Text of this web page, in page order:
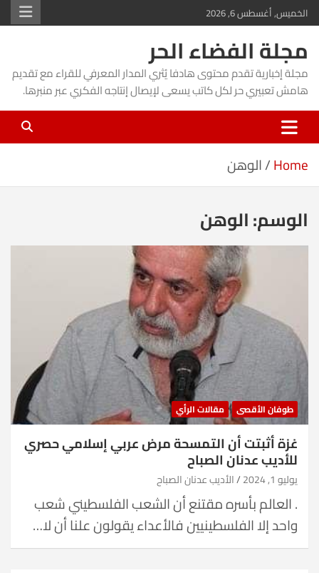
Skip
to
content
الخميس, أغسطس 6, 2026
مجلة الفضاء الحر
مجلة إخبارية تقدم محتوى هادفا يُثري المدار المعرفي للقراء مع تقديم
هامش تعبيري حر لكل كاتب يسعى لإيصال إنتاجه الفكري عبر منبرها.
Home الوهن
الوسم:الوهن
طوفان الأقصى مقالات الرأي
غزة أثبتت أن التمسحة مرض عربي إسلامي حصري
للأديب عدنان الصباح
يوليو 1, 2024 الأديب عدنان الصباح
. العالم بأسره مقتنع أن الشعب الفلسطيني شعب
واحد إلا الفلسطينيين فالأعداء يقولون علنا أن لا…